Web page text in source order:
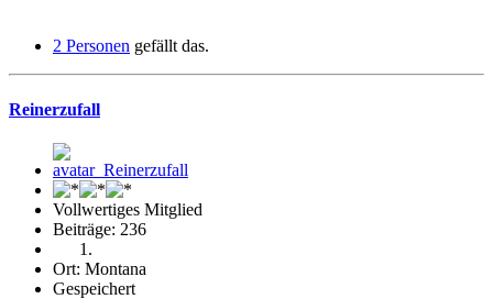
2 Personen gefällt das.
Reinerzufall
Vollwertiges Mitglied
Beiträge: 236
Ort: Montana
Gespeichert